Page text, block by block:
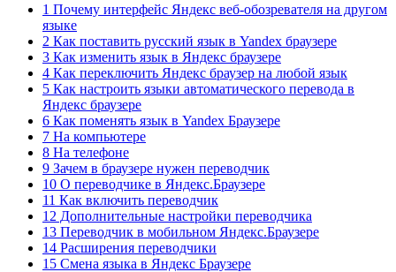
1 Почему интерфейс Яндекс веб-обозревателя на другом
языке
2 Как поставить русский язык в Yandex браузере
3 Как изменить язык в Яндекс браузере
4 Как переключить Яндекс браузер на любой язык
5 Как настроить языки автоматического перевода в
Яндекс браузере
6 Как поменять язык в Yandex Браузере
7 На компьютере
8 На телефоне
9 Зачем в браузере нужен переводчик
10 О переводчике в Яндекс.Браузере
11 Как включить переводчик
12 Дополнительные настройки переводчика
13 Переводчик в мобильном Яндекс.Браузере
14 Расширения переводчики
15 Смена языка в Яндекс Браузере